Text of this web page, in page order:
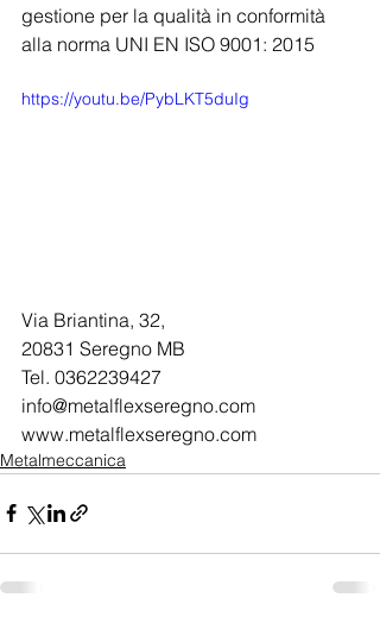
gestione per la qualità in conformità
alla norma UNI EN ISO 9001: 2015
https://youtu.be/PybLKT5duIg
Via Briantina, 32,
20831 Seregno MB
Tel. 0362239427
info@metalflexseregno.com
www.metalflexseregno.com
Metalmeccanica